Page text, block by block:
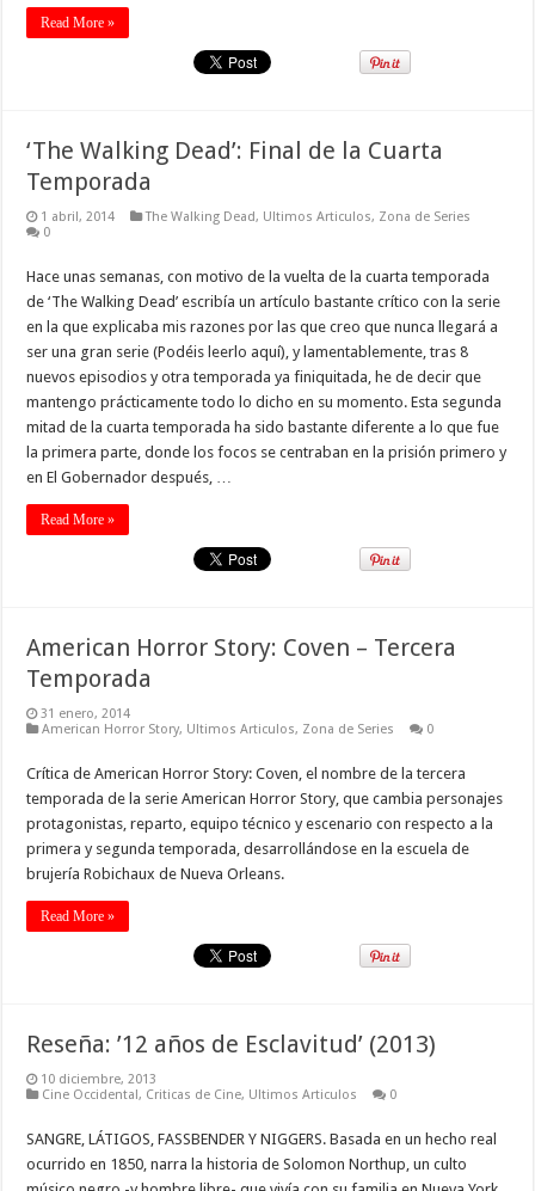
Read More »
‘The Walking Dead’: Final de la Cuarta
Temporada
1 abril, 2014 The Walking Dead, Ultimos Articulos, Zona de Series
0
Hace unas semanas, con motivo de la vuelta de la cuarta temporada
de ‘The Walking Dead’ escribía un artículo bastante crítico con la serie
en la que explicaba mis razones por las que creo que nunca llegará a
ser una gran serie (Podéis leerlo aquí), y lamentablemente, tras 8
nuevos episodios y otra temporada ya finiquitada, he de decir que
mantengo prácticamente todo lo dicho en su momento. Esta segunda
mitad de la cuarta temporada ha sido bastante diferente a lo que fue
la primera parte, donde los focos se centraban en la prisión primero y
en El Gobernador después, …
Read More »
American Horror Story: Coven – Tercera
Temporada
31 enero, 2014
American Horror Story, Ultimos Articulos, Zona de Series 0
Crítica de American Horror Story: Coven, el nombre de la tercera
temporada de la serie American Horror Story, que cambia personajes
protagonistas, reparto, equipo técnico y escenario con respecto a la
primera y segunda temporada, desarrollándose en la escuela de
brujería Robichaux de Nueva Orleans.
Read More »
Reseña: ’12 años de Esclavitud’ (2013)
10 diciembre, 2013
Cine Occidental, Criticas de Cine, Ultimos Articulos 0
SANGRE, LÁTIGOS, FASSBENDER Y NIGGERS. Basada en un hecho real
ocurrido en 1850, narra la historia de Solomon Northup, un culto